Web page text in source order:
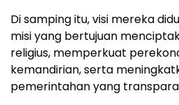
Di samping itu, visi mereka
misi yang bertujuan
religius, memperkuat
kemandirian, serta
pemerintahan yang